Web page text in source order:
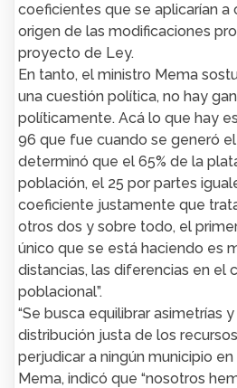
coeficientes que se aplicarían a
origen de las modificaciones
proyecto de Ley.
En tanto, el ministro Mema
una cuestión política, no hay
políticamente. Acá lo que hay
96 que fue cuando se generó
determinó que el 65% de la
población, el 25 por partes
coeficiente justamente que
otros dos y sobre todo, el
único que se está haciendo es
distancias, las diferencias en el
poblacional”.
“Se busca equilibrar asimetrías
distribución justa de los
perjudicar a ningún municipio en
Mema, indicó que “nosotros